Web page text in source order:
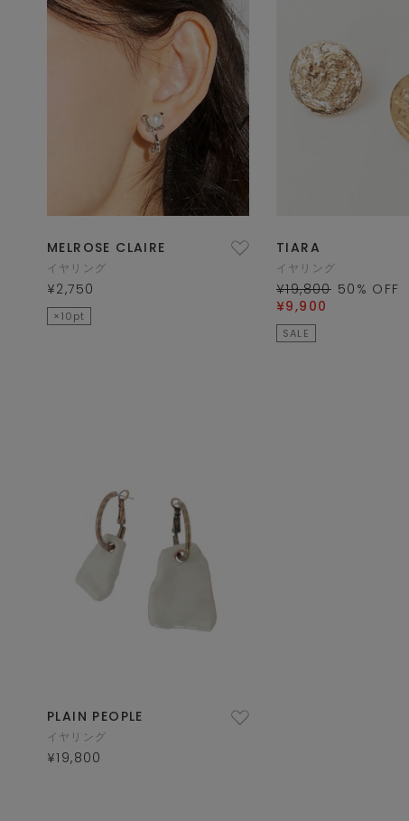
MELROSE CLAIRE
イヤリング
¥2,750
×10pt
TIARA
イヤリング
¥19,800 50 % OFF
¥9,900
SALE
PLAIN PEOPLE
イヤリング
¥19,800